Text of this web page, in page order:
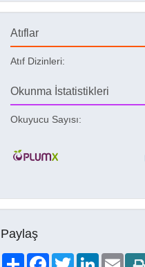
Atıflar
Atıf Dizinleri:
Okunma İstatistikleri
Okuyucu Sayısı:
Paylaş
ShareFacebookTwitterLinkedIn
Email